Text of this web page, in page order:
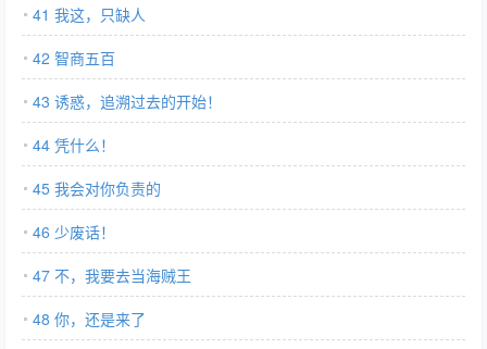
41 我这，只缺人
42 智商五百
43 诱惑，追溯过去的开始！
44 凭什么！
45 我会对你负责的
46 少废话！
47 不，我要去当海贼王
48 你，还是来了